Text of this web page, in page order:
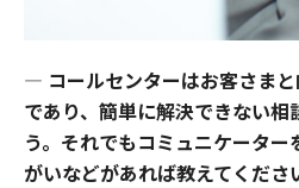
― コールセンターはお客さま
であり、簡単に解決できない相
う。それでもコミュニケーター
がいなどがあれば教えてくださ